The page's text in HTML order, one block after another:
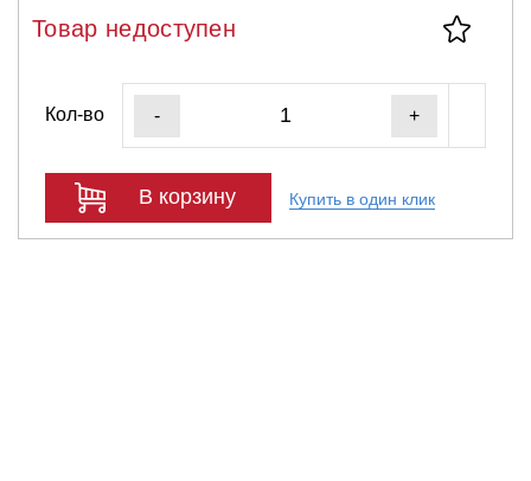
Товар недоступен
Кол-во - +
В корзину Купить в один клик